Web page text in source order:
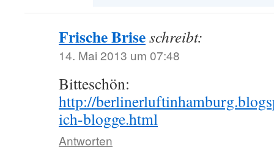
Frische Briseschreibt:
14. Mai 2013 um 07:48
Bitteschön:
http://
ich-blogge.html
Antworten